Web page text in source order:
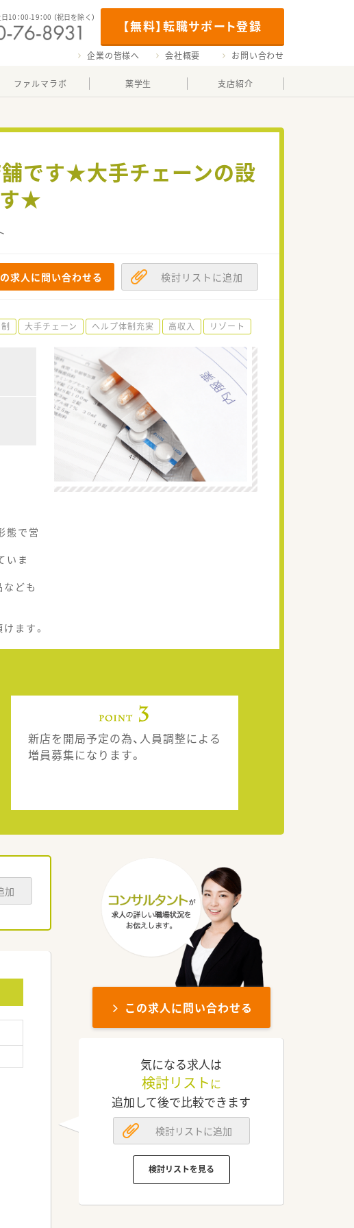
【無料】転職サポート登録
10：00-19：00 （祝日を除く）
企業の皆様へ 会社概要 お問い合わせ
ファルマラボ 薬学生 支店紹介
舗です★大手チェーンの設
す★
求人に問い合わせる 検討リストに追加
大手チェーン ヘルプ体制充実 高収入 リゾート
態で営
いま
ども
ます。
新店を開局予定の為、人員調整による
増員募集になります。
加
この求人に問い合わせる
気になる求人は
検討リスト に
追加して後で比較できます
検討リストに追加
検討リストを見る